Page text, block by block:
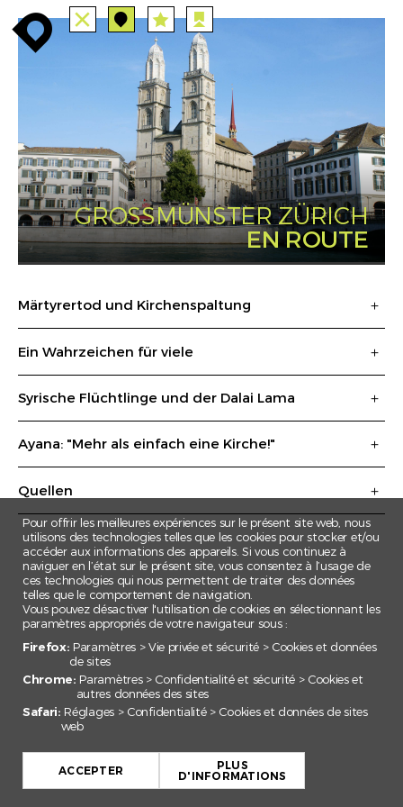
enroute enroute TOUTES station STATIONS
PARCOURS event
+
close station angebote anreise
GROSSMÜNSTER ZÜRICH
EN ROUTE
Märtyrertod und Kirchenspaltung
Ein Wahrzeichen für viele
Syrische Flüchtlinge und der Dalai Lama
Ayana: "Mehr als einfach eine Kirche!"
Quellen
Pour offrir les meilleures expériences sur le présent site web, nous
utilisons des technologies telles que les cookies pour stocker et/ou
accéder aux informations des appareils. Si vous continuez à
naviguer en l’état sur le présent site, vous consentez à l’usage de
ces technologies qui nous permettent de traiter des données
telles que le comportement de navigation.
Vous pouvez désactiver l'utilisation de cookies en sélectionnant les
paramètres appropriés de votre navigateur sous :
Firefox: Paramètres > Vie privée et sécurité > Cookies et données
de sites
Chrome: Paramètres > Confidentialité et sécurité > Cookies et
autres données des sites
Safari: Réglages > Confidentialité > Cookies et données de sites
web
ACCEPTER PLUS
D'INFORMATIONS